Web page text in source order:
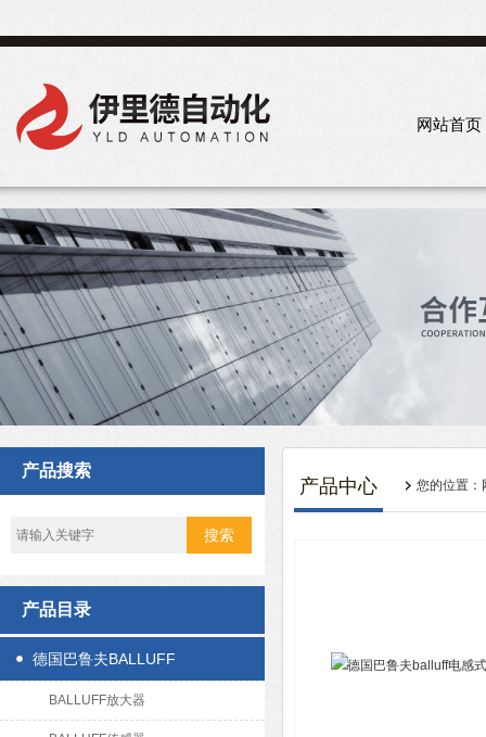
网站首页
产品搜索
产品目录
德国巴鲁夫BALLUFF
BALLUFF放大器
产品中心 您的位置：